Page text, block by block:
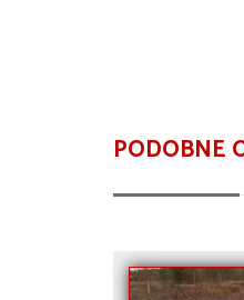
PODOBNE